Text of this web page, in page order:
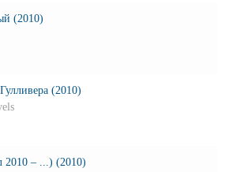
(2010)
(2010)
2010 – ...) (2010)